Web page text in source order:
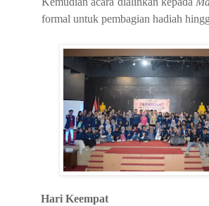
formal untuk pembagian hadiah
Hari Keempat